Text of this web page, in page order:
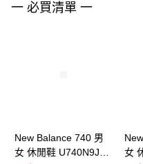
一 必買清單 一
New Balance 740 男
女 休閒鞋 U740N9J9-
女